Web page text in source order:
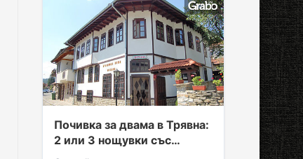
Почивка за двама в Трявна:
2 или 3 нощувки със
закуски и вечери